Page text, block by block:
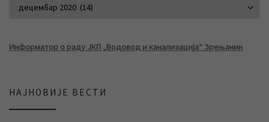
Информатор о раду ЈКП „Водовод и канализација“ Зрењанин
НАЈНОВИЈЕ ВЕСТИ